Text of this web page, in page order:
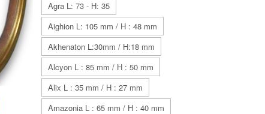
Agra L: 73 - H: 35
Aighion L: 105 mm / H : 48 mm
Akhenaton L:30mm / H:18 mm
Alcyon L : 85 mm / H : 50 mm
Alix L : 35 mm / H : 27 mm
Amazonia L : 65 mm / H : 40 mm